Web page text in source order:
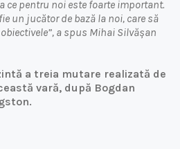
ce pentru noi este foarte important.
un jucător de bază la noi, care să
a spus Mihai Silvășan
a treia mutare realizată de
vară, după Bogdan